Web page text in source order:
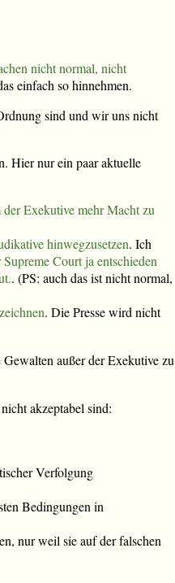
nicht normal, nicht
einfach so hinnehmen.
sind und wir uns nicht
Hier nur ein paar aktuelle
der Exekutive mehr Macht zu
hinwegzusetzen. Ich
Supreme Court ja entschieden
. (PS: auch das ist nicht normal,
. Die Presse wird nicht
außer der Exekutive zu
akzeptabel sind:
Verfolgung
Bedingungen in
nur weil sie auf der falschen